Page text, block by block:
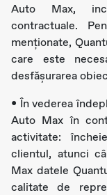
Auto Max,
contractuale.
menționate,
care este
desfășurarea
• În vederea
Auto Max în
activitate:
clientul, atunci
Max datele
calitate de